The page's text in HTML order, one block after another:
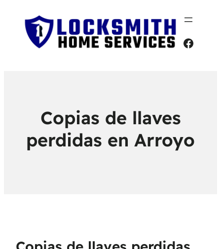
Copias de llaves
perdidas en Arroyo